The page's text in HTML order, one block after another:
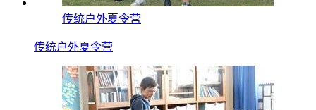
传统户外夏令营
传统户外夏令营